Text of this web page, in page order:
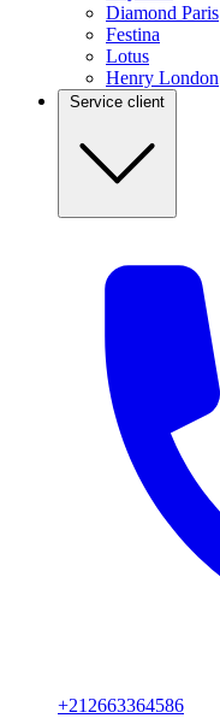
Diamond Paris
Festina
Lotus
Henry London
Service client
+212663364586